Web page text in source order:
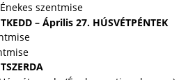
szentmise
– Április 27. HÚSVÉTPÉNTEK